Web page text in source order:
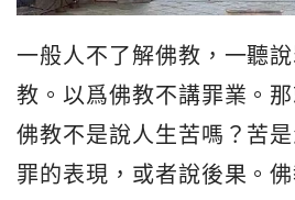
一般人不了解佛教，一聽
教。以爲佛教不講罪業。
佛教不是說人生苦嗎？苦
罪的表現，或者說後果。